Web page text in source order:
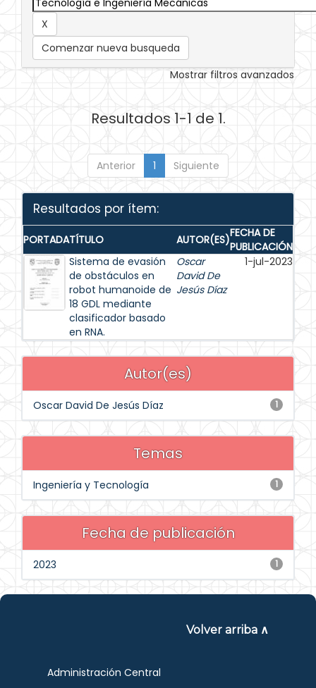
Comenzar nueva busqueda
Mostrar filtros avanzados
Resultados 1-1 de 1.
Anterior 1 Siguiente
Resultados por ítem:
PORTADATÍTULO AUTOR(ES)FECHA DE
PUBLICACIÓN
Sistema de evasión
de obstáculos en
robot humanoide de
18 GDL mediante
clasificador basado
en RNA.
Oscar
David De
Jesús Díaz
1-jul-2023
Autor(es)
1
Oscar David De Jesús Díaz
Temas
1
Ingeniería y Tecnología
Fecha de publicación
1
2023
Volver arriba ∧
Administración Central